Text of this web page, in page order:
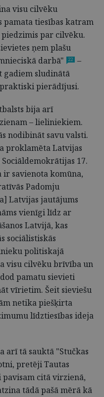
visu cilvēku
pamata tiesības katram
par cilvēku.
ņem plašu
darbā"
22
–
gadiem sludinātā
pierādījusi.
bija arī
– lieliniekiem.
nodibināt savu valsti.
proklamēta Latvijas
17.
savienota komūna,
Padomju
Latvijas jautājums
vienīgi līdz ar
Latvijā, kas
sociālistiskās
politiskajā
visu cilvēku brīvība un
pamatu sievieti
vīrietim. Šeit sieviešu
netika piešķirta
līdztiesības ideja
arī tā sauktā "Stučkas
pretēji Tautas
citā virzienā,
tādā pašā mērā kā